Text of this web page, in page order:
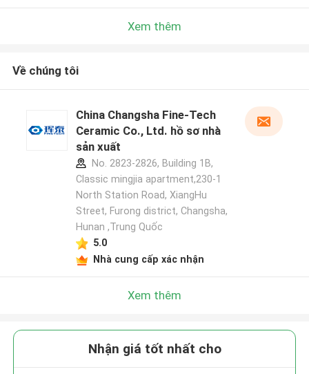
Xem thêm
Về chúng tôi
China Changsha Fine-Tech
Ceramic Co., Ltd. hồ sơ nhà
sản xuất
No. 2823-2826, Building 1B,
Classic mingjia apartment,230-1
North Station Road, XiangHu
Street, Furong district, Changsha,
Hunan ,Trung Quốc
5.0
Nhà cung cấp xác nhận
Xem thêm
Nhận giá tốt nhất cho